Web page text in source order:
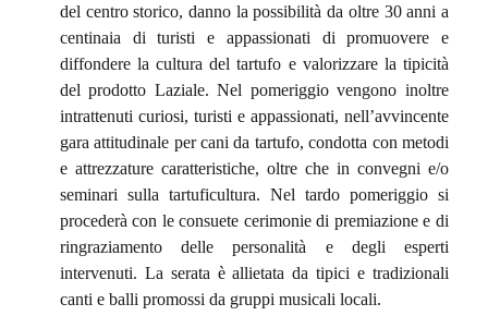
del centro storico, danno la possibilità da oltre 30 anni a
centinaia di turisti e appassionati di promuovere e
diffondere la cultura del tartufo e valorizzare la tipicità
del prodotto Laziale. Nel pomeriggio vengono inoltre
intrattenuti curiosi, turisti e appassionati, nell’avvincente
gara attitudinale per cani da tartufo, condotta con metodi
e attrezzature caratteristiche, oltre che in convegni e/o
seminari sulla tartuficultura. Nel tardo pomeriggio si
procederà con le consuete cerimonie di premiazione e di
ringraziamento delle personalità e degli esperti
intervenuti. La serata è allietata da tipici e tradizionali
canti e balli promossi da gruppi musicali locali.